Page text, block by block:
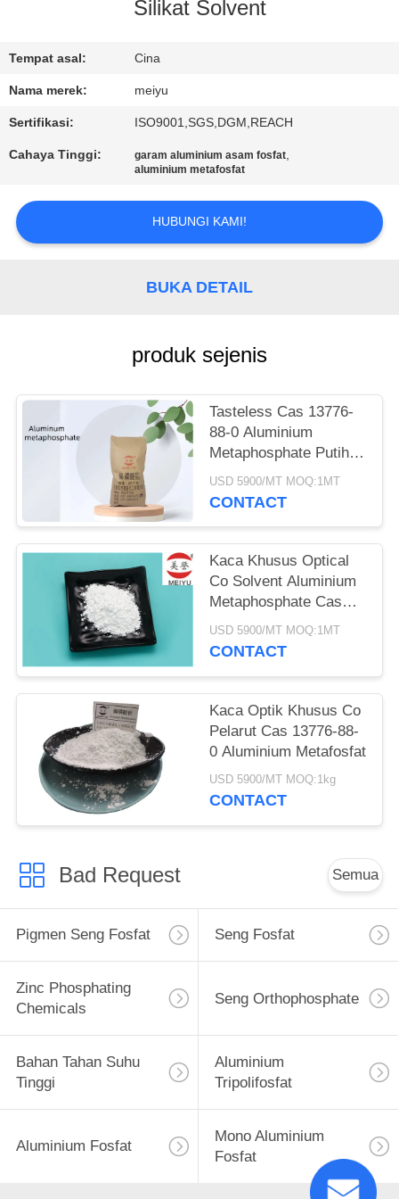
KUALITAS
HUBUNGI
KAMI
MINTA
KUTIPAN
Silikat Solvent
Tempat asal: Cina
Nama merek: meiyu
Sertifikasi: ISO9001,SGS,DGM,REACH
Cahaya Tinggi: garam aluminium asam fosfat,
aluminium metafosfat
HUBUNGI KAMI!
BUKA DETAIL
produk sejenis
Tasteless Cas 13776-
88-0 Aluminium
Metaphosphate Putih
Powder Fosfat Kaca
Optik
USD 5900/MT MOQ:1MT
CONTACT
Kaca Khusus Optical
Co Solvent Aluminium
Metaphosphate Cas
13776-88-0
USD 5900/MT MOQ:1MT
CONTACT
Kaca Optik Khusus Co
Pelarut Cas 13776-88-
0 Aluminium Metafosfat
USD 5900/MT MOQ:1kg
CONTACT
Bad Request Semua
Pigmen Seng Fosfat Seng Fosfat
Zinc Phosphating
Chemicals
Seng Orthophosphate
Bahan Tahan Suhu
Tinggi
Aluminium
Tripolifosfat
Aluminium Fosfat
Mono Aluminium
Fosfat